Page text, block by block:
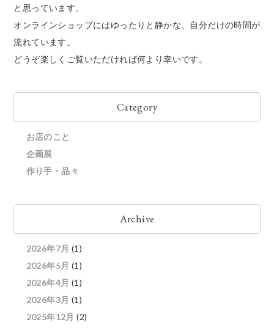
と思っています。
オンラインショップにはゆったりと静かな、自分だけの時間が
流れています。
どうぞ楽しくご覧いただければ何より幸いです。
Category
お店のこと
企画展
作り手・品々
Archive
2026年7月 (1)
2026年5月 (1)
2026年4月 (1)
2026年3月 (1)
2025年12月 (2)